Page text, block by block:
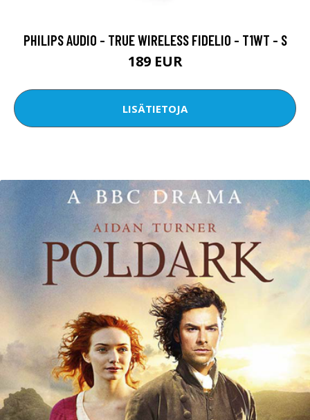
PHILIPS AUDIO - TRUE WIRELESS FIDELIO - T1WT - S
189 EUR
LISÄTIETOJA